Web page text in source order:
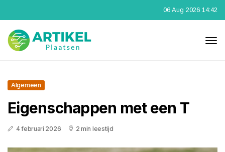
06 Aug 2026 14:42
Algemeen
Eigenschappen met een T
4 februari 2026 2 min leestijd